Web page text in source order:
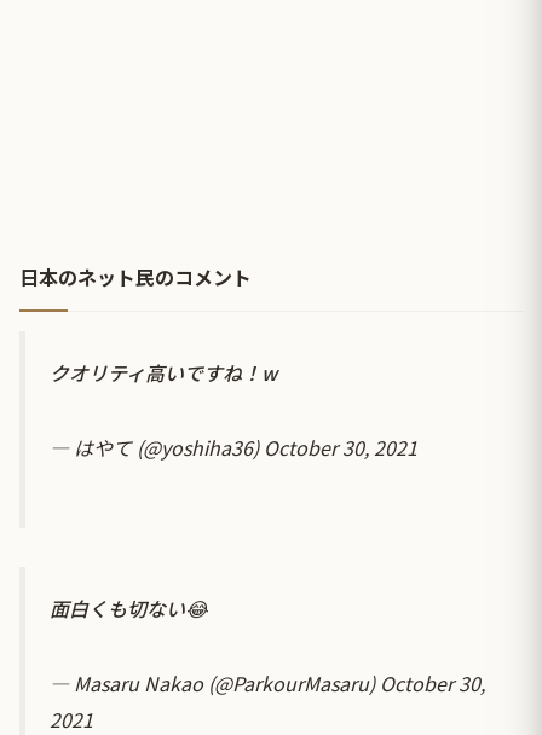
日本のネット民のコメント
クオリティ高いですね！w
— はやて (@yoshiha36) October 30, 2021
面白くも切ない😂
— Masaru Nakao (@ParkourMasaru) October 30,
2021